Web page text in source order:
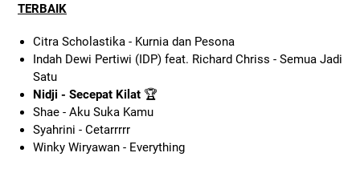
TERBAIK
Citra Scholastika - Kurnia dan Pesona
Indah Dewi Pertiwi (IDP) feat. Richard Chriss - Semua Jadi
Satu
Nidji - Secepat Kilat🏆
Shae - Aku Suka Kamu
Syahrini - Cetarrrrr
Winky Wiryawan - Everything